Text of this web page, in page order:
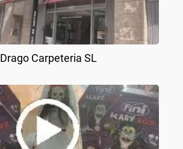
Drago Carpeteria SL